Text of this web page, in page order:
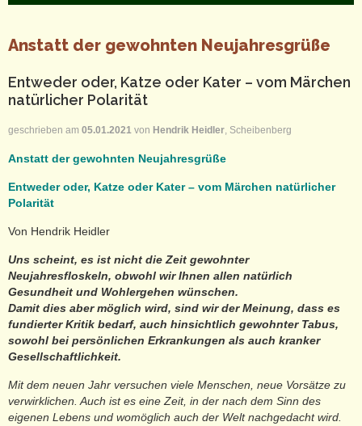
Anstatt der gewohnten Neujahresgrüße
Entweder oder, Katze oder Kater – vom Märchen
natürlicher Polarität
geschrieben am 05.01.2021 von Hendrik Heidler, Scheibenberg
Anstatt der gewohnten Neujahresgrüße
Entweder oder, Katze oder Kater – vom Märchen natürlicher
Polarität
Von Hendrik Heidler
Uns scheint, es ist nicht die Zeit gewohnter
Neujahresfloskeln, obwohl wir Ihnen allen natürlich
Gesundheit und Wohlergehen wünschen.
Damit dies aber möglich wird, sind wir der Meinung, dass es
fundierter Kritik bedarf, auch hinsichtlich gewohnter Tabus,
sowohl bei persönlichen Erkrankungen als auch kranker
Gesellschaftlichkeit.
Mit dem neuen Jahr versuchen viele Menschen, neue Vorsätze zu
verwirklichen. Auch ist es eine Zeit, in der nach dem Sinn des
eigenen Lebens und womöglich auch der Welt nachgedacht wird.